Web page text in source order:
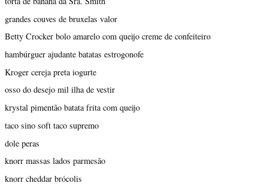
grandes couves de bruxelas valor
Betty Crocker bolo amarelo com queijo creme de confeiteiro
hambúrguer ajudante batatas estrogonofe
Kroger cereja preta iogurte
osso do desejo mil ilha de vestir
krystal pimentão batata frita com queijo
taco sino soft taco supremo
dole peras
knorr massas lados parmesão
knorr cheddar brócolis